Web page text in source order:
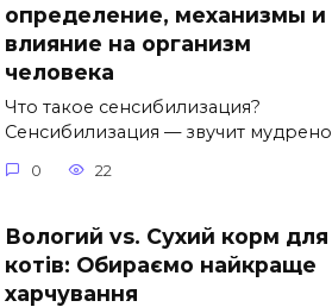
определение, механизмы и
влияние на организм
человека
Что такое сенсибилизация?
Сенсибилизация — звучит мудрено
0 22
Вологий vs. Сухий корм для
котів: Обираємо найкраще
харчування